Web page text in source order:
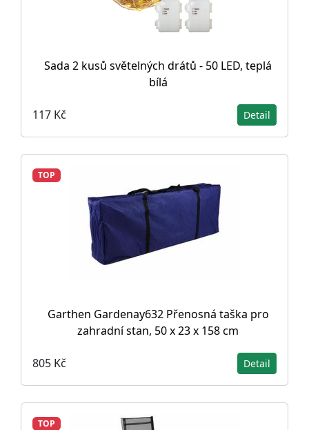
Sada 2 kusů světelných drátů - 50 LED, teplá
bílá
117 Kč Detail
TOP
Garthen Gardenay632 Přenosná taška pro
zahradní stan, 50 x 23 x 158 cm
805 Kč Detail
TOP